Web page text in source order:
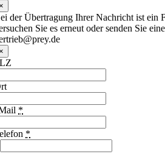
der Übertragung Ihrer Nachricht ist ein
Sie es erneut oder senden Sie
*
*